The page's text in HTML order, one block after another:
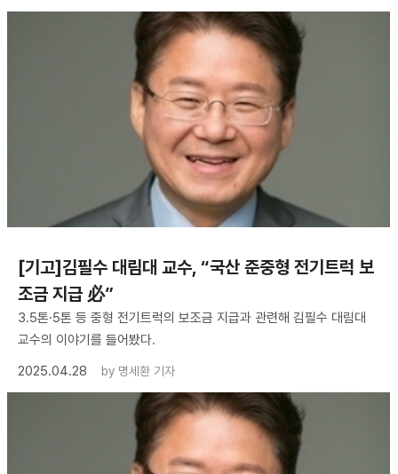
[기고]김필수 대림대 교수, “국산 준중형 전기트럭 보
조금 지급 必”
3.5톤·5톤 등 중형 전기트럭의 보조금 지급과 관련해 김필수 대림대
교수의 이야기를 들어봤다.
2025.04.28
by 명세환 기자